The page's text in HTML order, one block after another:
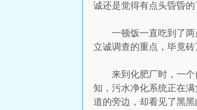
诚还是觉得有点头昏昏的
一顿饭一直吃到了
立诚调查的重点，毕竟
来到化肥厂时，一
知，污水净化系统正在
道的旁边，却看见了黑